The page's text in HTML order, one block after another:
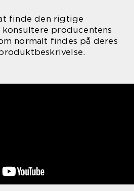
finde den rigtige
producentens
normalt findes på deres